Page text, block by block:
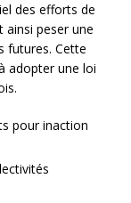
des efforts de
ainsi peser une
futures. Cette
adopter une loi
pour inaction